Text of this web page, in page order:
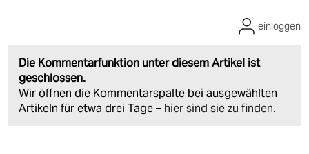
Die Kommentarfunktion unter diesem Artikel ist
geschlossen.
Wir öffnen die Kommentarspalte bei ausgewählten
Artikeln für etwa drei Tage – hier sind sie zu finden.
einloggen